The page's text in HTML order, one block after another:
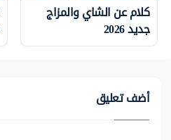
كلام عن الشاي والمزاج
جديد 2026
أضف تعليق